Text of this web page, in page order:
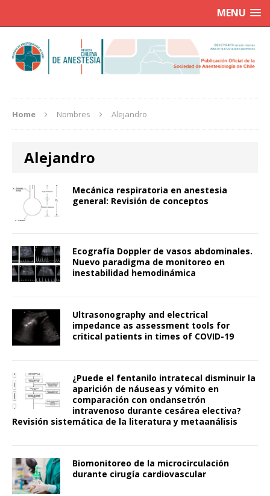
MENU
Home Nombres Alejandro
Alejandro
Mecánica respiratoria en anestesia
general: Revisión de conceptos
Ecografía Doppler de vasos abdominales.
Nuevo paradigma de monitoreo en
inestabilidad hemodinámica
Ultrasonography and electrical
impedance as assessment tools for
critical patients in times of COVID-19
¿Puede el fentanilo intratecal disminuir la
aparición de náuseas y vómito en
comparación con ondansetrón
intravenoso durante cesárea electiva?
Revisión sistemática de la literatura y metaanálisis
Biomonitoreo de la microcirculación
durante cirugía cardiovascular